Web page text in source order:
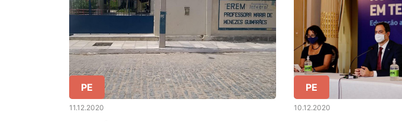
PE
11.12.2020
PE
10.12.2020